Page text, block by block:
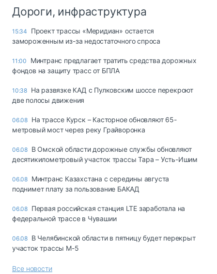
Дороги, инфраструктура
15:34
Проект трассы «Меридиан» остается
замороженным из-за недостаточного спроса
11:00
Минтранс предлагает тратить средства дорожных
фондов на защиту трасс от БПЛА
10:38 На развязке КАД с Пулковским шоссе перекроют
две полосы движения
06.08 На трассе Курск – Касторное обновляют 65-
метровый мост через реку Грайворонка
06.08 В Омской области дорожные службы обновляют
десятикилометровый участок трассы Тара – Усть-Ишим
06.08 Минтранс Казахстана с середины августа
поднимет плату за пользование БАКАД
06.08 Первая российская станция LTE заработала на
федеральной трассе в Чувашии
06.08 В Челябинской области в пятницу будет перекрыт
участок трассы М-5
Все новости